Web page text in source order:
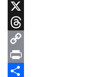
Telegram
X
Threads
Copy
Link
Print